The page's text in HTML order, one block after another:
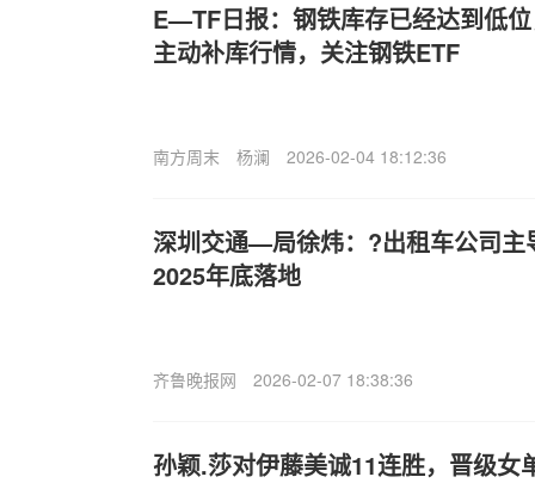
E—TF日报：钢铁库存已经达到低
主动补库行情，关注钢铁ETF
南方周末 杨澜 2026-02-04 18:12:36
深圳交通—局徐炜：?出租车公司主
2025年底落地
齐鲁晚报网 2026-02-07 18:38:36
孙颖.莎对伊藤美诚11连胜，晋级女